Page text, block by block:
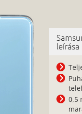
leírása
0,5